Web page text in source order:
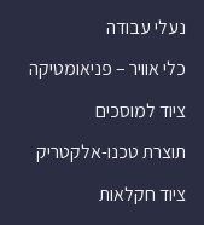
נעלי עבודה
כלי אוויר – פניאומטיקה
ציוד למוסכים
תוצרת טכנו-אלקטריק
ציוד חקלאות